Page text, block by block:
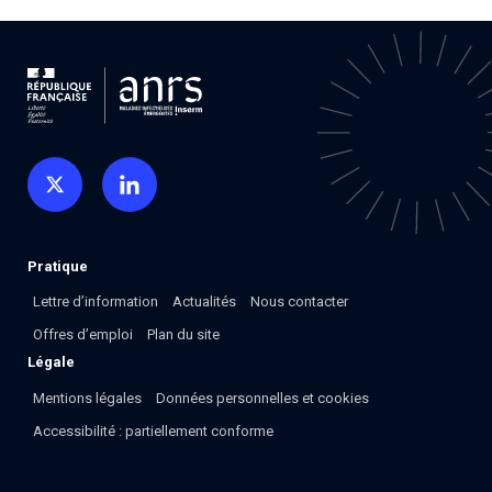
Collaboration avec les acteurs communautaires
Ouverte depuis décembre 2023, pour suivre l'épidémie
en RDC, elle reste active suite à des cas à Mayotte et à
La Réunion.
Cellules Émergence
Retrouvez toutes les cellules Émergence, actives ou
Pratique
Lettre d’information Actualités
Nous contacter
Offres d’emploi
Plan du site
Légale
Mentions légales
Données personnelles et cookies
Accessibilité : partiellement conforme